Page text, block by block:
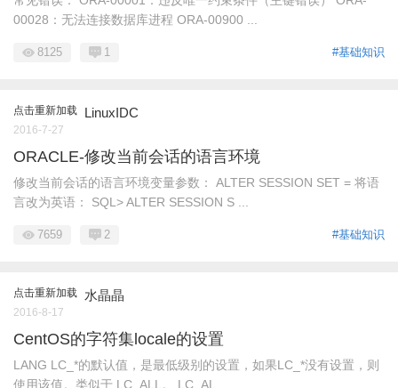
00028：无法连接数据库进程 ORA-00900 ...
#基础知识
8125 1
点击重新加载 LinuxIDC
2016-7-27
ORACLE-修改当前会话的语言环境
修改当前会话的语言环境变量参数： ALTER SESSION SET = 将语
言改为英语： SQL> ALTER SESSION S ...
#基础知识
7659 2
点击重新加载 水晶晶
2016-8-17
CentOS的字符集locale的设置
LANG LC_*的默认值，是最低级别的设置，如果LC_*没有设置，则
使用该值。类似于 LC_ALL。 LC_AL ...